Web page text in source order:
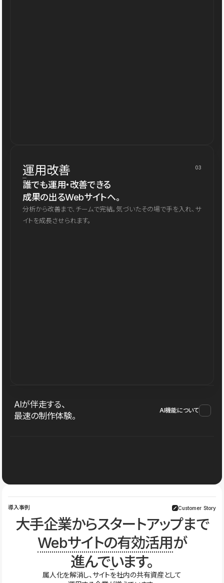
運用改善 03
誰でも運用・改善できる
成果の出るWebサイトへ。
分析から改善まで、チームで完結。気づいたその場で手を入れ、サ
イトを成長させられます。
AIが伴走する、
最速の制作体験。
AI機能について
導入事例 Customer Story
大手企業からスタートアップまで
Webサイトの有効活用が
進んでいます。
属人化を解消し、サイトを社内の共有資産として